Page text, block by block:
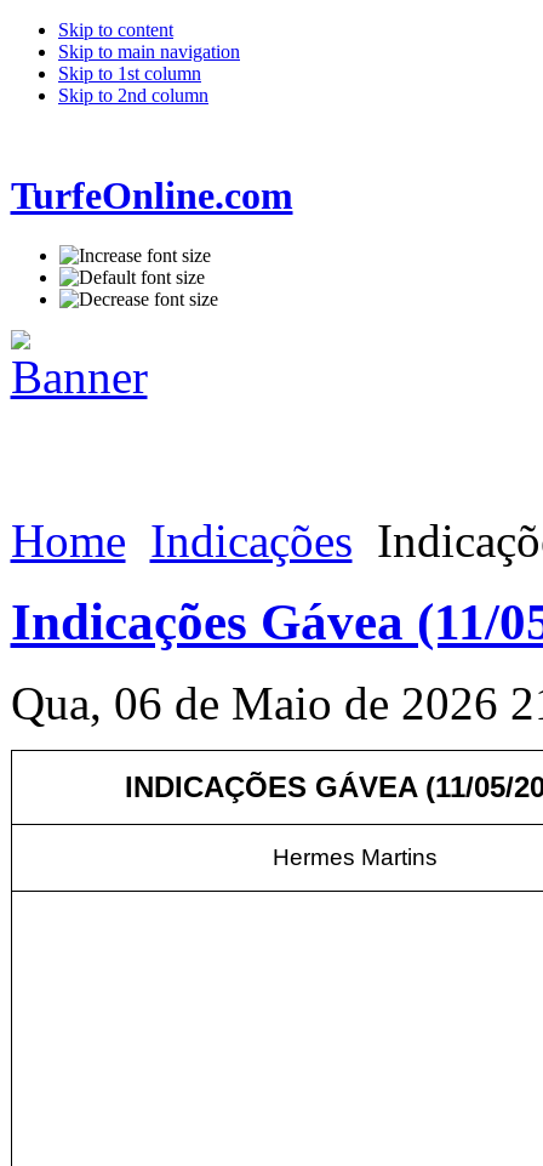
Skip to content
Skip to main navigation
Skip to 1st column
Skip to 2nd column
TurfeOnline.com
Home Indicações
Indicações Gávea (11/
Qua, 06 de Maio de 2026
INDICAÇÕES GÁVEA (11/05/
Hermes Martins